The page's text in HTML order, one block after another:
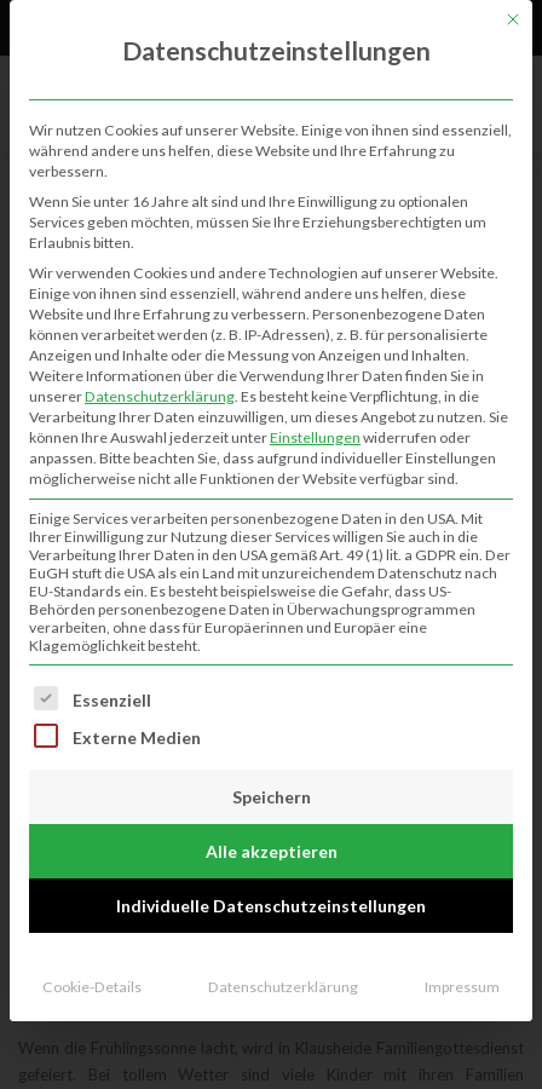
BERICHTE
BERICHTE
Volks- und Schützenfest 2022
Nach zwei Jahren Pause findet in diesem Jahr vom 24.06.2022 bis zum
Kim-Janina Meinecke 08.06.2022
KiTa St. Ludgerus – Frühlingsgottedienst
Wenn die Frühlingssonne lacht, wird in Klausheide Familiengottesdienst
gefeiert. Bei tollem Wetter sind viele Kinder mit ihren Familien
Mit
Datenschutzeinstellungen
Wir nutzen Cookies auf unserer Website. Einige von ihnen sind essenziell,
während andere uns helfen, diese Website und Ihre Erfahrung zu
verbessern.
Wenn Sie unter 16 Jahre alt sind und Ihre Einwilligung zu optionalen
Services geben möchten, müssen Sie Ihre Erziehungsberechtigten um
Erlaubnis bitten.
Wir verwenden Cookies und andere Technologien auf unserer Website.
Einige von ihnen sind essenziell, während andere uns helfen, diese
Website und Ihre Erfahrung zu verbessern. Personenbezogene Daten
können verarbeitet werden (z. B. IP-Adressen), z. B. für personalisierte
Anzeigen und Inhalte oder die Messung von Anzeigen und Inhalten.
Weitere Informationen über die Verwendung Ihrer Daten finden Sie in
unsererDatenschutzerklärung. Es besteht keine Verpflichtung, in die
Verarbeitung Ihrer Daten einzuwilligen, um dieses Angebot zu nutzen. Sie
können Ihre Auswahl jederzeit unterEinstellungen widerrufen oder
anpassen. Bitte beachten Sie, dass aufgrund individueller Einstellungen
möglicherweise nicht alle Funktionen der Website verfügbar sind.
Einige Services verarbeiten personenbezogene Daten in den USA. Mit
Ihrer Einwilligung zur Nutzung dieser Services willigen Sie auch in die
Verarbeitung Ihrer Daten in den USA gemäß Art. 49 (1) lit. a GDPR ein. Der
EuGH stuft die USA als ein Land mit unzureichendem Datenschutz nach
EU-Standards ein. Es besteht beispielsweise die Gefahr, dass US-
Behörden personenbezogene Daten in Überwachungsprogrammen
verarbeiten, ohne dass für Europäerinnen und Europäer eine
Klagemöglichkeit besteht.
Es folgt eine Liste der Service-Gruppen, für die eine
Essenziell
Externe Medien
Speichern
Alle akzeptieren
Individuelle Datenschutzeinstellungen
Cookie-Details Datenschutzerklärung Impressum